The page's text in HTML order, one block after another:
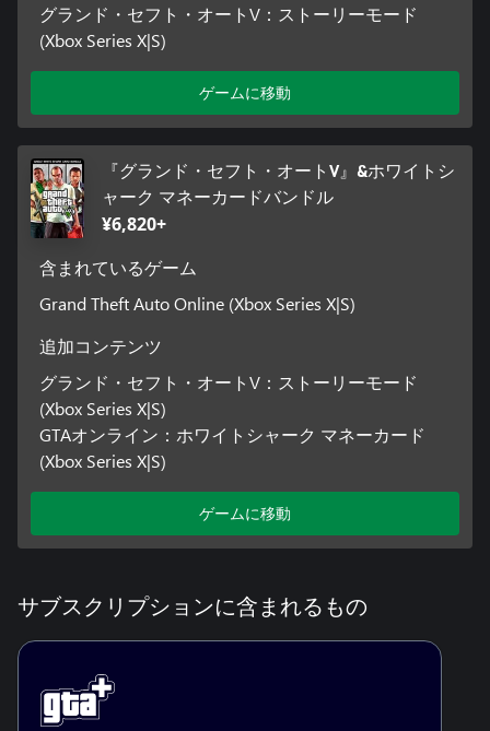
グランド・セフト・オートV：ストーリーモード
(Xbox Series X|S)
ゲームに移動
『グランド・セフト・オートV』&ホワイトシ
ャーク マネーカードバンドル
¥6,820+
含まれているゲーム
Grand Theft Auto Online (Xbox Series X|S)
追加コンテンツ
グランド・セフト・オートV：ストーリーモード
(Xbox Series X|S)
GTAオンライン：ホワイトシャーク マネーカード
(Xbox Series X|S)
ゲームに移動
サブスクリプションに含まれるもの